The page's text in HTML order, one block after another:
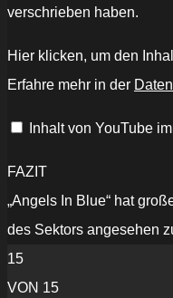
verschrieben haben.
„Find
Me
"No
Paradise"
Video)“
YouTube
anzeigen
Hier klicken, um den
Erfahre mehr in der
Inhalt von YouTube
FAZIT
„Angels In Blue“ hat
des Sektors angesehen
15
VON 15